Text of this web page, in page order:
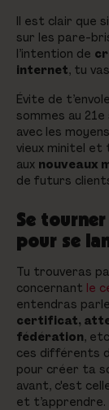
Il est clair que
sur les pare-
l’intention de
internet, tu
Évite de
sommes au
avec les
vieux minitel
aux nouveaux
de futurs
Se
pour se
Tu trouveras
concernant le
entendras
certificat,
fédération,
ces différents
pour créer ta
avant, c'est
et t’apprendre.